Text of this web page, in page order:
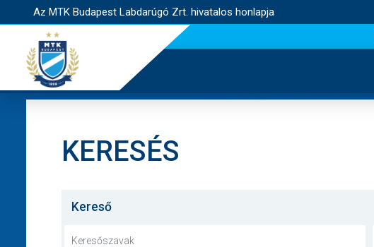
Az MTK Budapest Labdarúgó Zrt. hivatalos honlapja
KERESÉS
Kereső